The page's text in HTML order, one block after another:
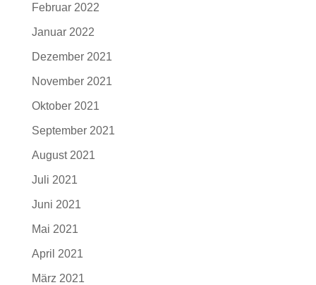
Februar 2022
Januar 2022
Dezember 2021
November 2021
Oktober 2021
September 2021
August 2021
Juli 2021
Juni 2021
Mai 2021
April 2021
März 2021